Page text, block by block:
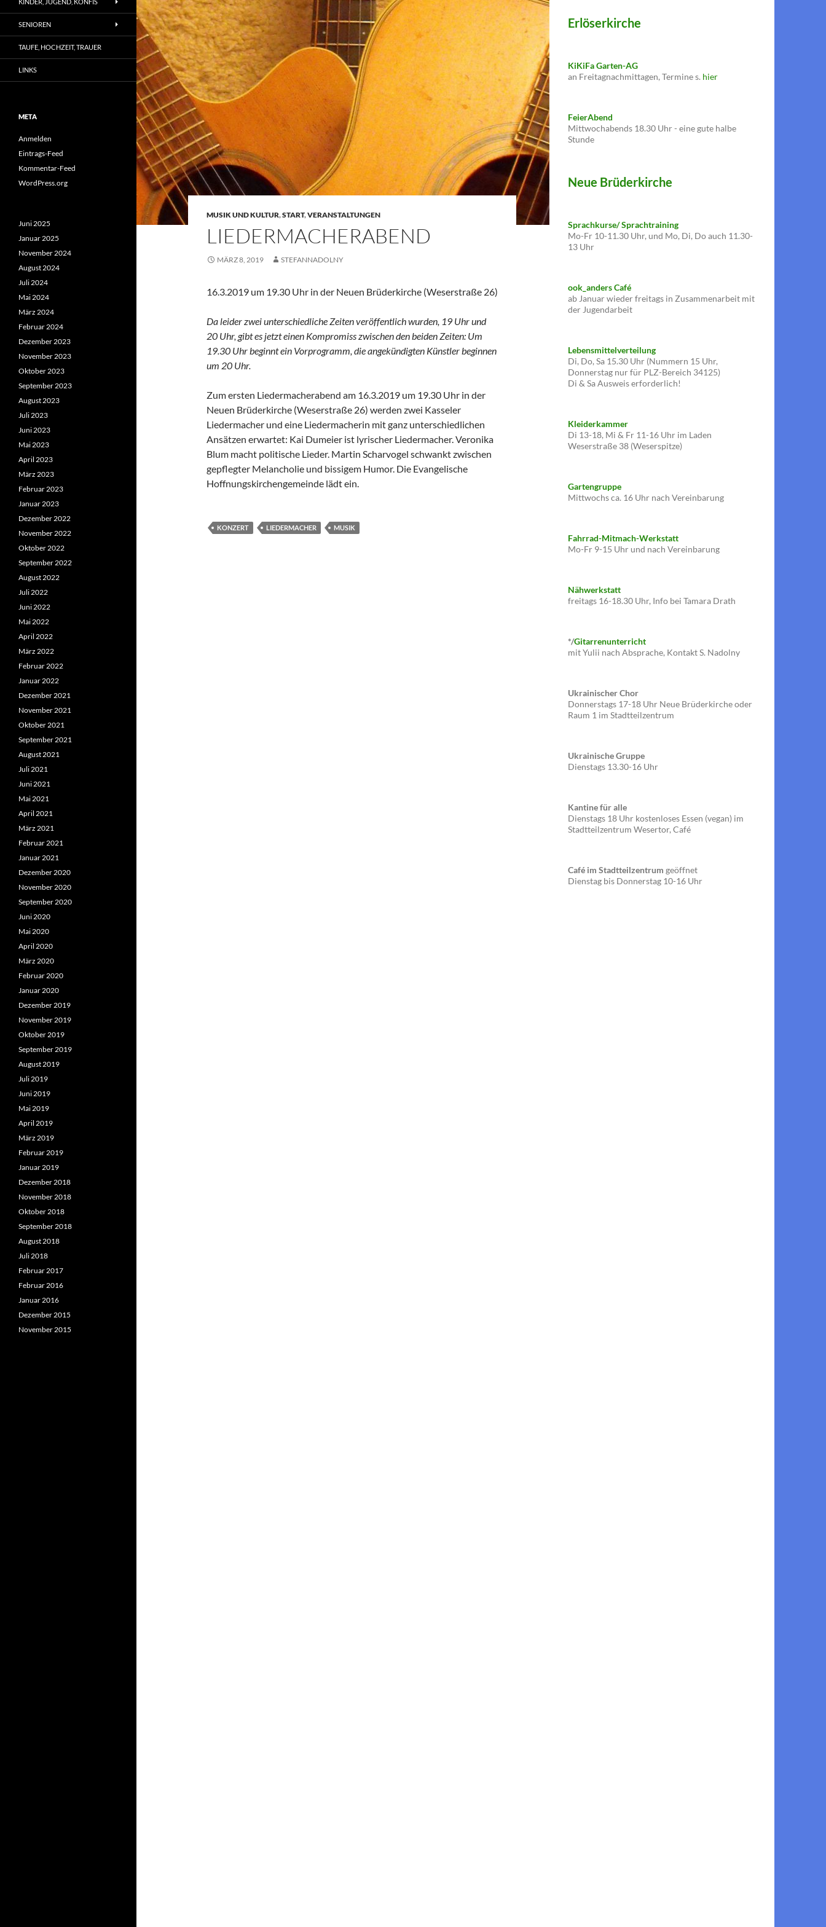
MUSIK UND KULTUR,START,VERANSTALTUNGEN
LIEDERMACHERABEND
MÄRZ 8, 2019 STEFANNADOLNY
16.3.2019 um 19.30 Uhr in der Neuen Brüderkirche (Weserstraße 26)
Da leider zwei unterschiedliche Zeiten veröffentlich wurden, 19 Uhr und
20 Uhr, gibt es jetzt einen Kompromiss zwischen den beiden Zeiten: Um
19.30 Uhr beginnt ein Vorprogramm, die angekündigten Künstler beginnen
um 20 Uhr.
Zum ersten Liedermacherabend am 16.3.2019 um 19.30 Uhr in der
Neuen Brüderkirche (Weserstraße 26) werden zwei Kasseler
Liedermacher und eine Liedermacherin mit ganz unterschiedlichen
Ansätzen erwartet: Kai Dumeier ist lyrischer Liedermacher. Veronika
Blum macht politische Lieder. Martin Scharvogel schwankt zwischen
gepflegter Melancholie und bissigem Humor. Die Evangelische
Hoffnungskirchengemeinde lädt ein.
KONZERT LIEDERMACHER MUSIK
Erlöserkirche
KiKiFa Garten-AG
an Freitagnachmittagen, Termine s. hier
FeierAbend
Mittwochabends 18.30 Uhr - eine gute halbe
Stunde
Neue Brüderkirche
Sprachkurse/ Sprachtraining
Mo-Fr 10-11.30 Uhr, und Mo, Di, Do auch 11.30-
13 Uhr
ook_anders Café
ab Januar wieder freitags in Zusammenarbeit mit
der Jugendarbeit
Lebensmittelverteilung
Di, Do, Sa 15.30 Uhr (Nummern 15 Uhr,
Donnerstag nur für PLZ-Bereich 34125)
Di & Sa Ausweis erforderlich!
Kleiderkammer
Di 13-18, Mi & Fr 11-16 Uhr im Laden
Weserstraße 38 (Weserspitze)
Gartengruppe
Mittwochs ca. 16 Uhr nach Vereinbarung
Fahrrad-Mitmach-Werkstatt
Mo-Fr 9-15 Uhr und nach Vereinbarung
Nähwerkstatt
freitags 16-18.30 Uhr, Info bei Tamara Drath
*/Gitarrenunterricht
mit Yulii nach Absprache, Kontakt S. Nadolny
Ukrainischer Chor
Donnerstags 17-18 Uhr Neue Brüderkirche oder
Raum 1 im Stadtteilzentrum
Ukrainische Gruppe
Dienstags 13.30-16 Uhr
Kantine für alle
Dienstags 18 Uhr kostenloses Essen (vegan) im
Stadtteilzentrum Wesertor, Café
Café im Stadtteilzentrum geöffnet
Dienstag bis Donnerstag 10-16 Uhr
SENIOREN
TAUFE, HOCHZEIT, TRAUER
LINKS
META
Anmelden
Eintrags-Feed
Kommentar-Feed
WordPress.org
Juni 2025
Januar 2025
November 2024
August 2024
Juli 2024
Mai 2024
März 2024
Februar 2024
Dezember 2023
November 2023
Oktober 2023
September 2023
August 2023
Juli 2023
Juni 2023
Mai 2023
April 2023
März 2023
Februar 2023
Januar 2023
Dezember 2022
November 2022
Oktober 2022
September 2022
August 2022
Juli 2022
Juni 2022
Mai 2022
April 2022
März 2022
Februar 2022
Januar 2022
Dezember 2021
November 2021
Oktober 2021
September 2021
August 2021
Juli 2021
Juni 2021
Mai 2021
April 2021
März 2021
Februar 2021
Januar 2021
Dezember 2020
November 2020
September 2020
Juni 2020
Mai 2020
April 2020
März 2020
Februar 2020
Januar 2020
Dezember 2019
November 2019
Oktober 2019
September 2019
August 2019
Juli 2019
Juni 2019
Mai 2019
April 2019
März 2019
Februar 2019
Januar 2019
Dezember 2018
November 2018
Oktober 2018
September 2018
August 2018
Juli 2018
Februar 2017
Februar 2016
Januar 2016
Dezember 2015
November 2015